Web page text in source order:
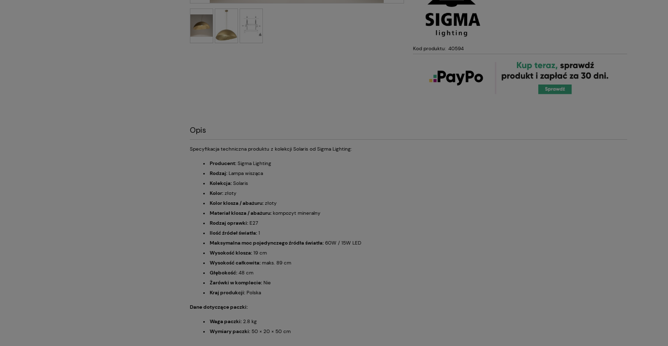
Kod produktu: 40594
Opis
Specyfikacja techniczna produktu z kolekcji Solaris od Sigma Lighting:
Producent: Sigma Lighting
Rodzaj: Lampa wisząca
Kolekcja: Solaris
Kolor: złoty
Kolor klosza / abażuru: złoty
Materiał klosza / abażuru: kompozyt mineralny
Rodzaj oprawki: E27
Ilość źródeł światła: 1
Maksymalna moc pojedynczego źródła światła: 60W / 15W LED
Wysokość klosza: 19 cm
Wysokość całkowita: maks. 89 cm
Głębokość: 48 cm
Żarówki w komplecie: Nie
Kraj produkcji: Polska
Dane dotyczące paczki:
Waga paczki: 2.8 kg
Wymiary paczki: 50 × 20 × 50 cm